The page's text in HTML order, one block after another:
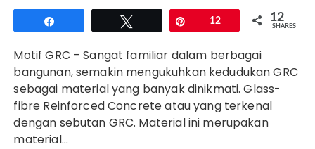
12 12
SHARES
Motif GRC – Sangat familiar dalam berbagai
bangunan, semakin mengukuhkan kedudukan GRC
sebagai material yang banyak dinikmati. Glass-
fibre Reinforced Concrete atau yang terkenal
dengan sebutan GRC. Material ini merupakan
material…